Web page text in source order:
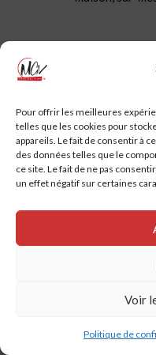
Pour offrir les meilleures
telles que les cookies pour
appareils. Le fait de consentir à
des données telles que le
ce site. Le fait de ne pas
un effet négatif sur certaines
Voir
Politique de
“Géranium” 130m2
La
villa
au long de